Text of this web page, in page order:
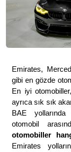
Emirates,
gibi en gözde
En iyi
ayrıca sık sık
BAE
otomobil
otomobiller
Emirates